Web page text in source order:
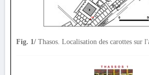
Fig. 1/ Thasos. Localisation des carottes sur